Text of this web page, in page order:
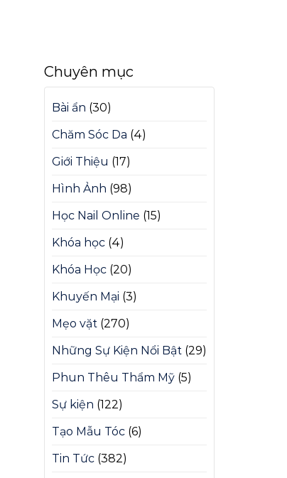
Chuyên mục
Bài ẩn (30)
Chăm Sóc Da (4)
Giới Thiệu (17)
Hình Ảnh (98)
Học Nail Online (15)
Khóa học (4)
Khóa Học (20)
Khuyến Mại (3)
Mẹo vặt (270)
Những Sự Kiện Nổi Bật (29)
Phun Thêu Thẩm Mỹ (5)
Sự kiện (122)
Tạo Mẫu Tóc (6)
Tin Tức (382)